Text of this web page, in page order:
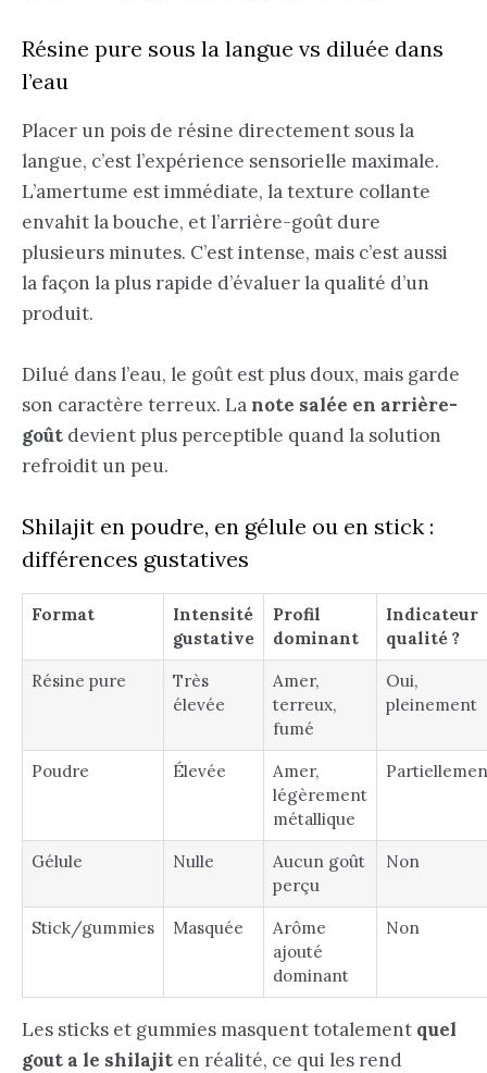
Résine pure sous la langue vs diluée dans
l’eau
Placer un pois de résine directement sous la
langue, c’est l’expérience sensorielle maximale.
L’amertume est immédiate, la texture collante
envahit la bouche, et l’arrière-goût dure
plusieurs minutes. C’est intense, mais c’est aussi
la façon la plus rapide d’évaluer la qualité d’un
produit.
Dilué dans l’eau, le goût est plus doux, mais garde
son caractère terreux. La note salée en arrière-
goût devient plus perceptible quand la solution
refroidit un peu.
Shilajit en poudre, en gélule ou en stick :
différences gustatives
Format
Intensité
gustative
Profil
dominant
Indicateur
qualité ?
Résine pure
Très
élevée
Amer,
terreux,
fumé
Oui,
pleinement
Poudre Élevée
Amer,
légèrement
métallique
Gélule Nulle
Aucun goût
perçu
Non
Stick/gummies Masquée
Arôme
ajouté
dominant
Non
Les sticks et gummies masquent totalement quel
gout a le shilajit en réalité, ce qui les rend